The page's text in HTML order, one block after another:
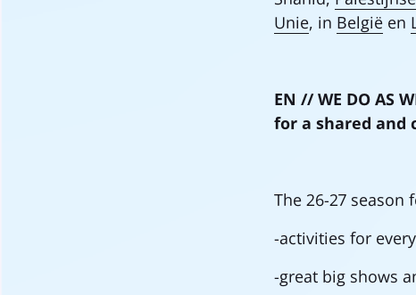
Unie, in België en
EN // WE DO AS
for a shared and
The 26-27 season
-activities for
-great big shows